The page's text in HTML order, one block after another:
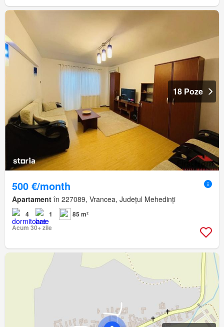
18 Poze
500 €/month
Apartament în 227089, Vrancea, Județul Mehedinți
4 1
85 m²
Acum 30+ zile